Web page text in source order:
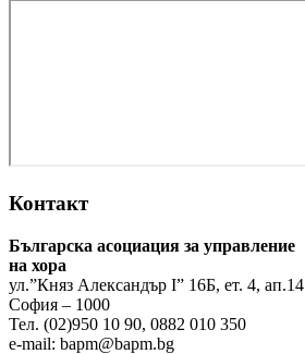
Контакт
Българска асоциация за управление
на хора
ул.”Княз Александър І” 16Б, ет. 4, ап.14
София – 1000
Тел. (02)950 10 90, 0882 010 350
e-mail: bapm@bapm.bg